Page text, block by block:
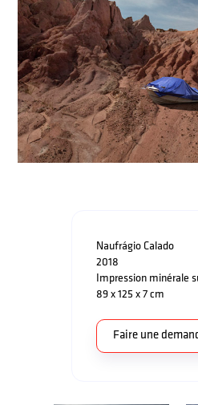
Naufrágio Calado
2018
Impression minérale
89 x 125 x 7 cm
Faire une